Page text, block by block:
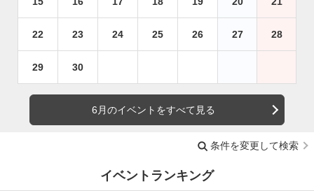
22 23 24 25 26 27 28
29 30
6月のイベントをすべて見る
条件を変更して検索
イベントランキング